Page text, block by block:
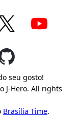
seu gosto!
J-Hero. All rights
Brasília Time.